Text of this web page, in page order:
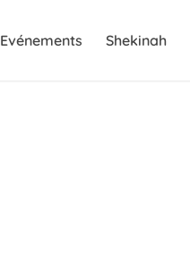
Evénements Shekinah